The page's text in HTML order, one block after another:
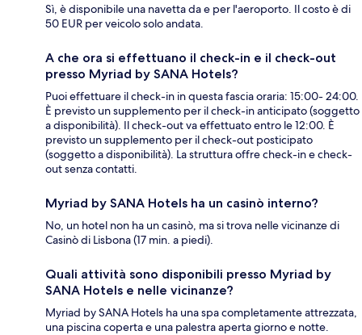
Sì, è disponibile una navetta da e per l'aeroporto. Il costo è di
50 EUR per veicolo solo andata.
A che ora si effettuano il check-in e il check-out
presso Myriad by SANA Hotels?
Puoi effettuare il check-in in questa fascia oraria: 15:00- 24:00.
È previsto un supplemento per il check-in anticipato (soggetto
a disponibilità). Il check-out va effettuato entro le 12:00. È
previsto un supplemento per il check-out posticipato
(soggetto a disponibilità). La struttura offre check-in e check-
out senza contatti.
Myriad by SANA Hotels ha un casinò interno?
No, un hotel non ha un casinò, ma si trova nelle vicinanze di
Casinò di Lisbona (17 min. a piedi).
Quali attività sono disponibili presso Myriad by
SANA Hotels e nelle vicinanze?
Myriad by SANA Hotels ha una spa completamente attrezzata,
una piscina coperta e una palestra aperta giorno e notte.